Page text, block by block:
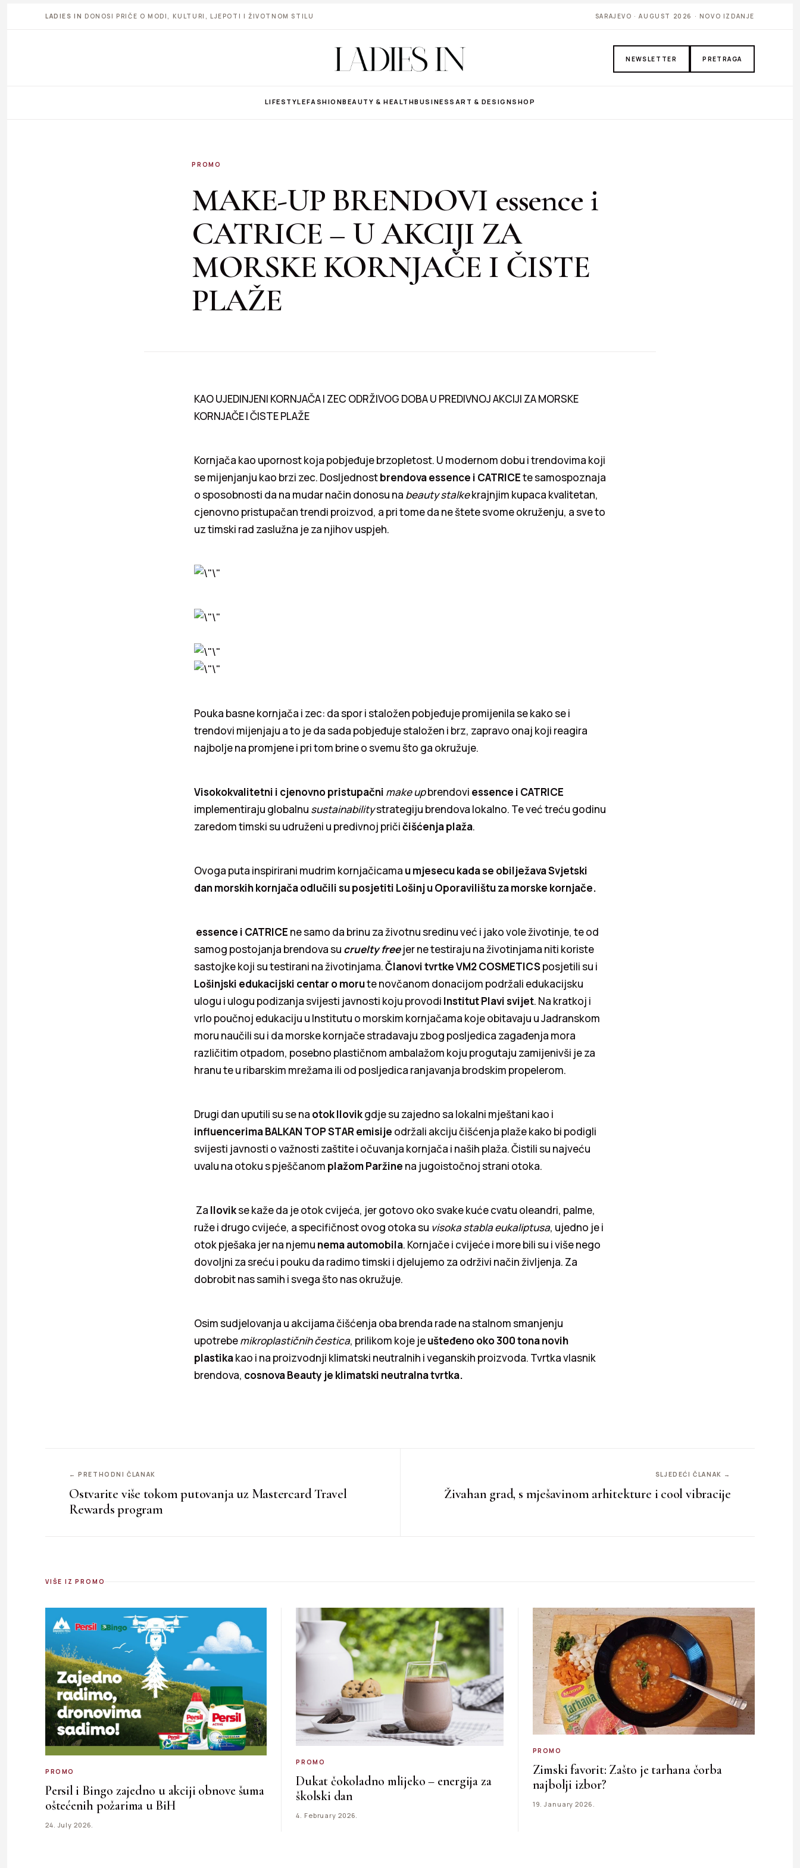
LADIES IN DONOSI PRIČE O MODI, KULTURI, LJEPOTI I ŽIVOTNOM STILU SARAJEVO · AUGUST 2026 · NOVO IZDANJE
NEWSLETTER PRETRAGA
LIFESTYLEFASHIONBEAUTY & HEALTHBUSINESS ART & DESIGNSHOP
PROMO
MAKE-UP BRENDOVI essence i
CATRICE – U AKCIJI ZA
MORSKE KORNJAČE I ČISTE
PLAŽE
KAO UJEDINJENI KORNJAČA I ZEC ODRŽIVOG DOBA U PREDIVNOJ AKCIJI ZA MORSKE
KORNJAČE I ČISTE PLAŽE
Kornjača kao upornost koja pobjeđuje brzopletost. U modernom dobu i trendovima koji
se mijenjanju kao brzi zec. Dosljednostbrendova essence i CATRICEte samospoznaja
o sposobnosti da na mudar način donosu na beauty stalkekrajnjim kupaca kvalitetan,
cjenovno pristupačan trendi proizvod, a pri tome da ne štete svome okruženju, a sve to
uz timski rad zaslužna je za njihov uspjeh.
Pouka basne kornjača i zec: da spor i staložen pobjeđuje promijenila se kako se i
trendovi mijenjaju a to je da sada pobjeđuje staložen i brz, zapravo onaj koji reagira
najbolje na promjene i pri tom brine o svemu što ga okružuje.
Visokokvalitetni i cjenovno pristupačni make upbrendovi essence i CATRICE
implementiraju globalnu sustainabilitystrategiju brendova lokalno. Te već treću godinu
zaredom timski su udruženi u predivnoj pričičišćenja plaža.
Ovoga puta inspirirani mudrim kornjačicama u mjesecu kada se obilježava Svjetski
dan morskih kornjača odlučili su posjetiti Lošinj u Oporavilištu za morske kornjače.
essence i CATRICE ne samo da brinu za životnu sredinu već i jako vole životinje, te od
samog postojanja brendova su cruelty freejer ne testiraju na životinjama niti koriste
sastojke koji su testirani na životinjama.Članovi tvrtke VM2 COSMETICSposjetili su i
Lošinjski edukacijski centar o morute novčanom donacijom podržali edukacijsku
ulogu i ulogu podizanja svijesti javnosti koju provodi Institut Plavi svijet. Na kratkoj i
vrlo poučnoj edukaciju u Institutu o morskim kornjačama koje obitavaju u Jadranskom
moru naučili su i da morske kornjače stradavaju zbog posljedica zagađenja mora
različitim otpadom, posebno plastičnom ambalažom koju progutaju zamijenivši je za
hranu te u ribarskim mrežama ili od posljedica ranjavanja brodskim propelerom.
Drugi dan uputili su se na otok Ilovikgdje su zajedno sa lokalni mještani kao i
influencerima BALKAN TOP STAR emisije održali akciju čišćenja plaže kako bi podigli
svijesti javnosti o važnosti zaštite i očuvanja kornjača i naših plaža. Čistili su najveću
uvalu na otoku s pješčanom plažom Paržine na jugoistočnoj strani otoka.
Za Ilovikse kaže da je otok cvijeća, jer gotovo oko svake kuće cvatu oleandri, palme,
ruže i drugo cvijeće, a specifičnost ovog otoka su visoka stabla eukaliptusa, ujedno je i
otok pješaka jer na njemu nema automobila. Kornjače i cvijeće i more bili su i više nego
dovoljni za sreću i pouku da radimo timski i djelujemo za održivi način življenja. Za
dobrobit nas samih i svega što nas okružuje.
Osim sudjelovanja u akcijama čišćenja oba brenda rade na stalnom smanjenju
upotrebemikroplastičnih čestica, prilikom koje jeušteđeno oko 300 tona novih
plastikakao i na proizvodnji klimatski neutralnih i veganskih proizvoda. Tvrtka vlasnik
brendova, cosnova Beauty je klimatski neutralna tvrtka.
← PRETHODNI ČLANAK
Ostvarite više tokom putovanja uz Mastercard Travel
Rewards program
SLJEDEĆI ČLANAK →
Živahan grad, s mješavinom arhitekture i cool vibracije
VIŠE IZ PROMO
PROMO
Persil i Bingo zajedno u akciji obnove šuma
oštećenih požarima u BiH
24. July 2026.
PROMO
Dukat čokoladno mlijeko – energija za
školski dan
4. February 2026.
PROMO
Zimski favorit: Zašto je tarhana čorba
najbolji izbor?
19. January 2026.